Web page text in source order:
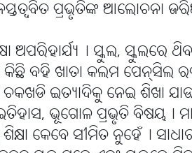
ପ୍ରଭୃତିଙ୍କ ଆଲୋଚନା
ଅପରିହାର୍ଯ୍ୟ୤ ସ୍କୁଲ, ସ୍କୁଲରେ
କିଛି ବହି ଖାତା କଲମ ପେନ୍ସିଲ
ଚକଖଡି ଇତ୍ୟାଦିକୁ ନେଇ ଶିଖା
ଭୂଗୋଳ ପ୍ରଭୃତି ବିଷୟ୤
ଶିକ୍ଷା କେବେ ସୀମିତ ନୁହେଁ୤